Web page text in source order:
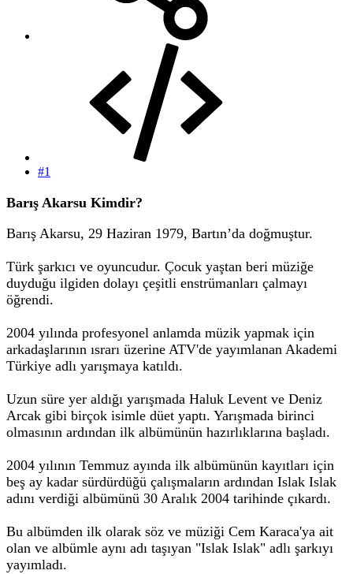
#1
Barış Akarsu Kimdir?
Barış Akarsu, 29 Haziran 1979, Bartın’da doğmuştur.
Türk şarkıcı ve oyuncudur. Çocuk yaştan beri müziğe
duyduğu ilgiden dolayı çeşitli enstrümanları çalmayı
öğrendi.
2004 yılında profesyonel anlamda müzik yapmak için
arkadaşlarının ısrarı üzerine ATV'de yayımlanan Akademi
Türkiye adlı yarışmaya katıldı.
Uzun süre yer aldığı yarışmada Haluk Levent ve Deniz
Arcak gibi birçok isimle düet yaptı. Yarışmada birinci
olmasının ardından ilk albümünün hazırlıklarına başladı.
2004 yılının Temmuz ayında ilk albümünün kayıtları için
beş ay kadar sürdürdüğü çalışmaların ardından Islak Islak
adını verdiği albümünü 30 Aralık 2004 tarihinde çıkardı.
Bu albümden ilk olarak söz ve müziği Cem Karaca'ya ait
olan ve albümle aynı adı taşıyan "Islak Islak" adlı şarkıyı
yayımladı.